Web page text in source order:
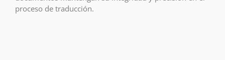
proceso de traducción.